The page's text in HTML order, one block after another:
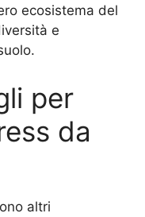
ecosistema del
e
per
da
altri